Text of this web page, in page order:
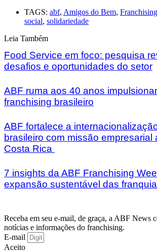
TAGS: abf, Amigos do Bem, Franchising
social, solidariedade
Leia Também
Food Service em foco: pesquisa
desafios e oportunidades do setor
ABF ruma aos 40 anos
franchising brasileiro
ABF fortalece a
brasileiro com missão empresarial
Costa Rica
7 insights da ABF Franchising
expansão sustentável das
Receba em seu e-mail, de graça, a ABF News
notícias e informações do franchising.
E-mail
Aceito